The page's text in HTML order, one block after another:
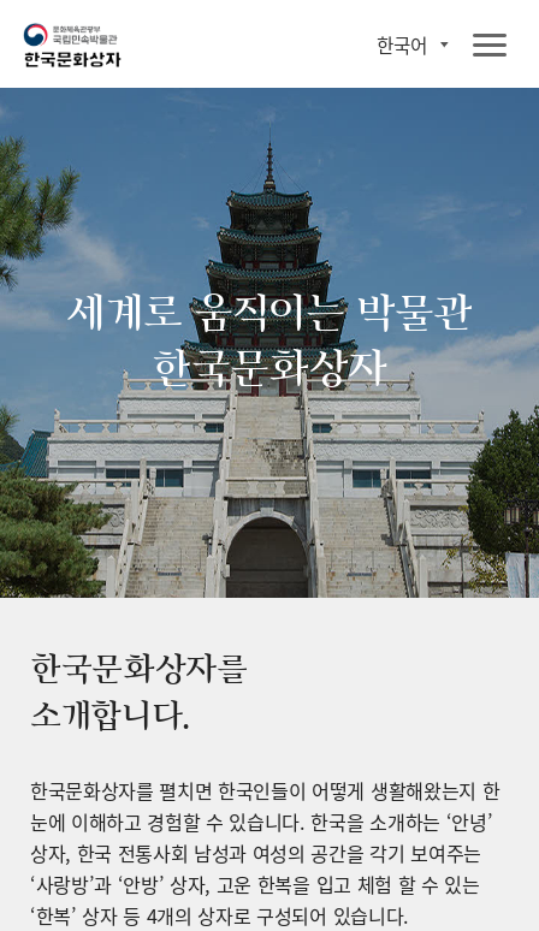
한국어
세계로 움직이는 박물관
한국문화상자
한국문화상자를
소개합니다.
한국문화상자를 펼치면 한국인들이 어떻게 생활해왔는지 한
눈에 이해하고 경험할 수 있습니다. 한국을 소개하는 ‘안녕’
상자, 한국 전통사회 남성과 여성의 공간을 각기 보여주는
‘사랑방’과 ‘안방’ 상자, 고운 한복을 입고 체험 할 수 있는
‘한복’ 상자 등 4개의 상자로 구성되어 있습니다.